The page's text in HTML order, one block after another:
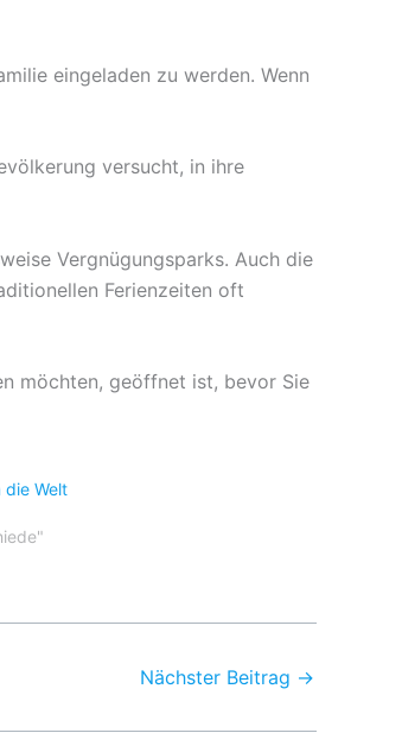
eingeladen zu werden. Wenn
versucht, in ihre
Vergnügungsparks. Auch die
Ferienzeiten oft
möchten, geöffnet ist, bevor Sie
die Welt
Nächster Beitrag →